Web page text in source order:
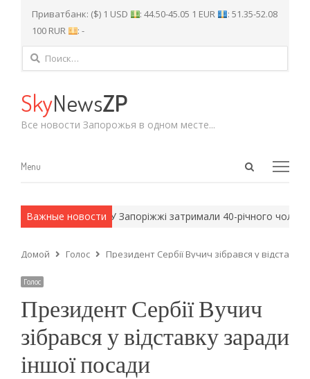
Приватбанк: ($) 1 USD : 44.50-45.05 1 EUR
: 51.35-52.08
100 RUR
: -
Найти:
SkyNewsZP
Все новости Запорожья в одном месте...
Open
Menu
Menu
Важные новости
методы. У Запоріжжі затримали 40-річного
Домой Голос Президент Сербії Вучич зібрався у
Голос
Президент Сербії Вучич
зібрався у відставку заради
іншої посади